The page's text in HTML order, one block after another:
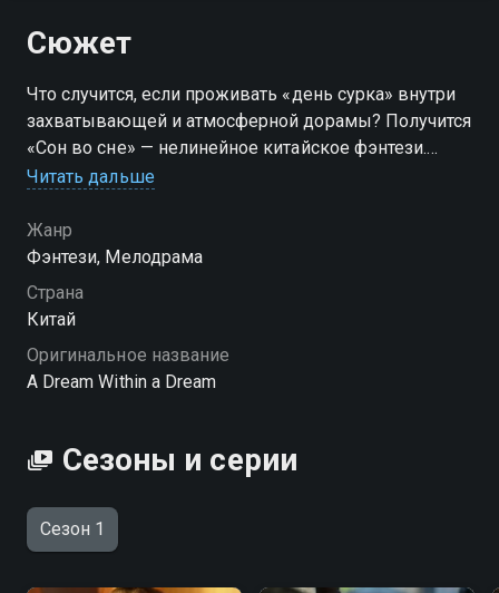
Сюжет
Что случится, если проживать «день сурка» внутри
захватывающей и атмосферной дорамы? Получится
«Сон во сне» — нелинейное китайское фэнтези.
Смотреть сериал «Сон во сне» онлайн в хорошем
Смотрёшке.
Читать дальше
Жанр
Фэнтези, Мелодрама
Страна
Китай
Оригинальное название
A Dream Within a Dream
Сезоны и серии
Сезон 1